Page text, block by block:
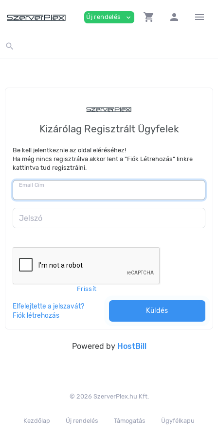
Új rendelés expand_more shopping_cart person menu
search
Kizárólag Regisztrált Ügyfelek
Be kell jelentkeznie az oldal eléréséhez!
Ha még nincs regisztrálva akkor lent a "Fiók Létrehozás" linkre
kattintva tud regisztrálni.
Email Cím
Jelszó
Frissít
Elfelejtette a jelszavát?
Fiók létrehozás
Küldés
Powered by HostBill
© 2026 SzerverPlex.hu Kft.
Kezdőlap Új rendelés Támogatás Ügyfélkapu